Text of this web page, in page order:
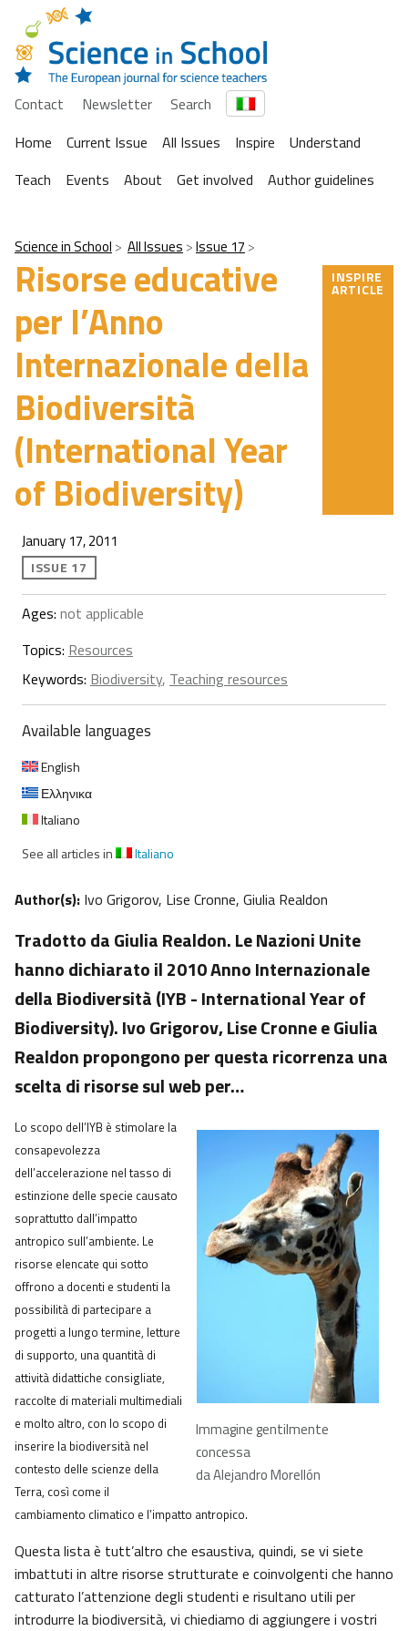
Contact Newsletter
Search
Home
Current Issue All Issues Inspire
Understand
Teach
Events About Get involved Author guidelines
Science in School All Issues Issue 17
Risorse educative
per l’Anno
Internazionale della
Biodiversità
(International Year
of Biodiversity)
INSPIRE
ARTICLE
January 17, 2011
ISSUE 17
Ages: not applicable
Topics: Resources
Keywords: Biodiversity, Teaching resources
Available languages
English
Ελληνικα
Italiano
See all articles in
Italiano
Author(s): Ivo Grigorov, Lise Cronne, Giulia Realdon
Tradotto da Giulia Realdon. Le Nazioni Unite
hanno dichiarato il 2010 Anno Internazionale
della Biodiversità (IYB - International Year of
Biodiversity). Ivo Grigorov, Lise Cronne e Giulia
Realdon propongono per questa ricorrenza una
scelta di risorse sul web per…
Immagine gentilmente
concessa
da Alejandro Morellón
Lo scopo dell’IYB è stimolare la
consapevolezza
dell’accelerazione nel tasso di
estinzione delle specie causato
soprattutto dall’impatto
antropico sull’ambiente. Le
risorse elencate qui sotto
offrono a docenti e studenti la
possibilità di partecipare a
progetti a lungo termine, letture
di supporto, una quantità di
attività didattiche consigliate,
raccolte di materiali multimediali
e molto altro, con lo scopo di
inserire la biodiversità nel
contesto delle scienze della
Terra, così come il
cambiamento climatico e l’impatto antropico.
Questa lista è tutt’altro che esaustiva, quindi, se vi siete
imbattuti in altre risorse strutturate e coinvolgenti che hanno
catturato l’attenzione degli studenti e risultano utili per
introdurre la biodiversità, vi chiediamo di aggiungere i vostri